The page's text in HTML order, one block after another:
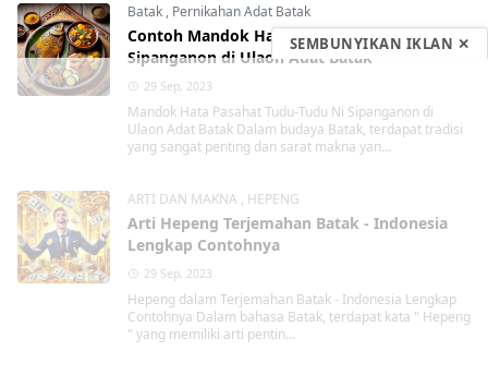
Batak , Pernikahan Adat Batak
Contoh Mandok Hata Pasahat Tudu-Tudu Ni
Sipanganon di Ulaon Adat Batak
29 Sep, 2023
Mandok Hata Pasahat Tudu-Tudu Ni Sipanganon di
Ulaon Adat Batak Dalam budaya Batak, terdapat tradisi
yang sangat penting dan sarat makna yan...
ARTI DAN MAKNA , HEPENG
Arti Hepeng Terjemahan Batak - Indonesia
Lengkap Contohnya
29 Sep, 2023
Hepeng dalam Terjemahan Batak - Indonesia Lengkap
Contohnya Dalam bahasa Batak, terdapat kata " Hepeng
" yang memiliki arti pentin...
SEMBUNYIKAN IKLAN ✕